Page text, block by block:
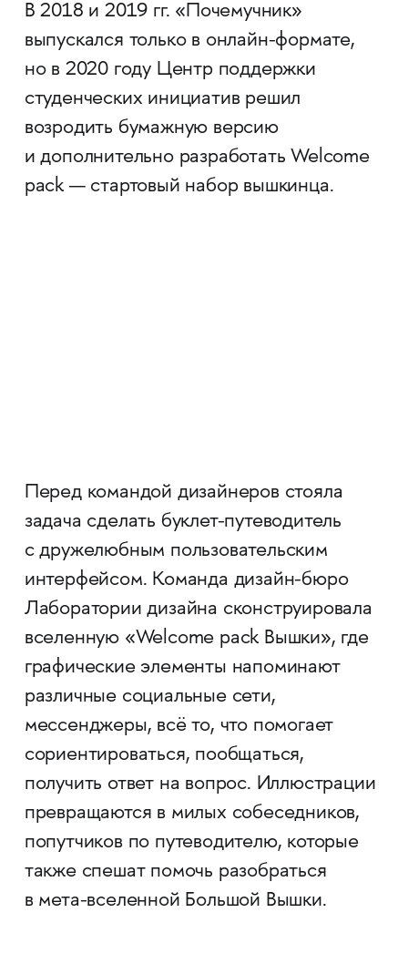
В 2018 и 2019 гг. «Почемучник»
выпускался только в онлайн-формате,
но в 2020 году Центр поддержки
студенческих инициатив решил
возродить бумажную версию
и дополнительно разработать Welcome
pack — стартовый набор вышкинца.
Перед командой дизайнеров стояла
задача сделать буклет-путеводитель
с дружелюбным пользовательским
интерфейсом. Команда дизайн-бюро
Лаборатории дизайна сконструировала
вселенную «Welcome pack Вышки», где
графические элементы напоминают
различные социальные сети,
мессенджеры, всё то, что помогает
сориентироваться, пообщаться,
получить ответ на вопрос. Иллюстрации
превращаются в милых собеседников,
попутчиков по путеводителю, которые
также спешат помочь разобраться
в мета-вселенной Большой Вышки.